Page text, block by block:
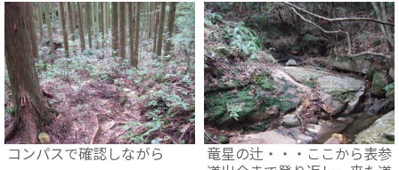
コンパスで確認しながら
竜星の辻・・・ここから表参